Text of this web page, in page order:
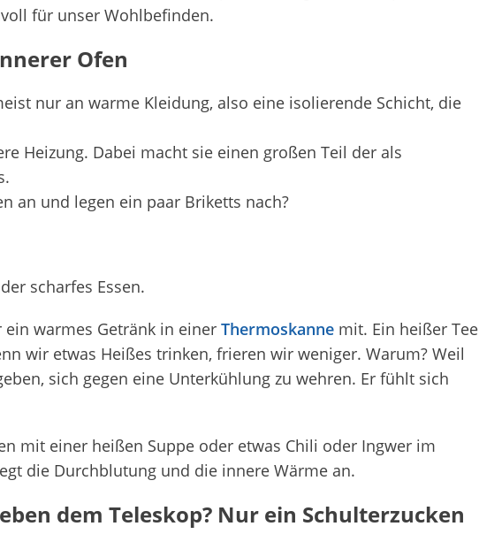
für unser Wohlbefinden.
Ofen
nur an warme Kleidung, also eine isolierende Schicht, die
Heizung. Dabei macht sie einen großen Teil der als
an und legen ein paar Briketts nach?
scharfes Essen.
warmes Getränk in einer Thermoskanne mit. Ein heißer Tee
wir etwas Heißes trinken, frieren wir weniger. Warum? Weil
sich gegen eine Unterkühlung zu wehren. Er fühlt sich
mit einer heißen Suppe oder etwas Chili oder Ingwer im
die Durchblutung und die innere Wärme an.
dem Teleskop? Nur ein Schulterzucken